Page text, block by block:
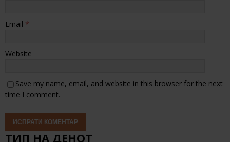
Email *
Website
Save my name, email, and website in this browser for the next
time I comment.
ТИП НА ДЕНОТ